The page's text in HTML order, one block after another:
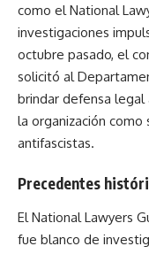
como el National
investigaciones
octubre pasado, el
solicitó al
brindar defensa legal
la organización
antifascistas.
Precedentes
El National Lawyers
fue blanco de